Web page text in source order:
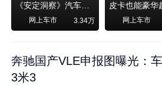
《安定洞察》汽车烧不烧油，和石油安全无关！
网上车市 3.34万 网上车市
奔驰国产VLE申报图曝光：
3米3